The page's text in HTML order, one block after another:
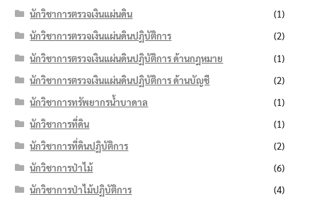
นักวิชาการตรวจเงินแผ่นดิน
(1)
นักวิชาการตรวจเงินแผ่นดินปฏิบัติการ
(2)
นักวิชาการตรวจเงินแผ่นดินปฏิบัติการ ด้านกฎหมาย
(1)
นักวิชาการตรวจเงินแผ่นดินปฏิบัติการ ด้านบัญชี
(2)
นักวิชาการทรัพยากรน้ำบาดาล
(1)
นักวิชาการที่ดิน
(1)
นักวิชาการที่ดินปฏิบัติการ
(2)
นักวิชาการป่าไม้
(6)
นักวิชาการป่าไม้ปฏิบัติการ
(4)